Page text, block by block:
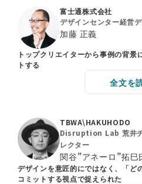
富士通株式会社
デザインセンター経営
加藤 正義
トップクリエイターから事例の背景
トする
全文を
TBWA\HAKUHODO
Disruption Lab 荒井チ
レクター
関谷”アネーロ”拓巳
デザインを意匠的にではなく、「ど
コミットする視点で捉えられた